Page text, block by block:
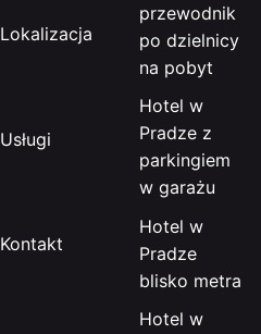
Lokalizacja
Usługi
Kontakt
przewodnik
po dzielnicy
na pobyt
Hotel w
Pradze z
parkingiem
w garażu
Hotel w
Pradze
blisko metra
Hotel w